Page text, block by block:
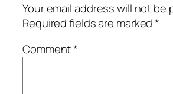
Your email address will not be
Required fields are marked*
Comment*